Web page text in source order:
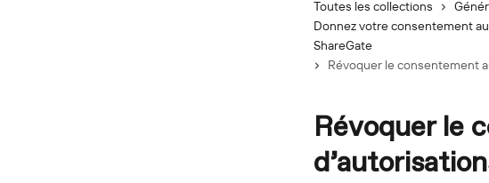
Toutes les collections
Donnez votre consentement
ShareGate
Révoquer le consentement
Révoquer le